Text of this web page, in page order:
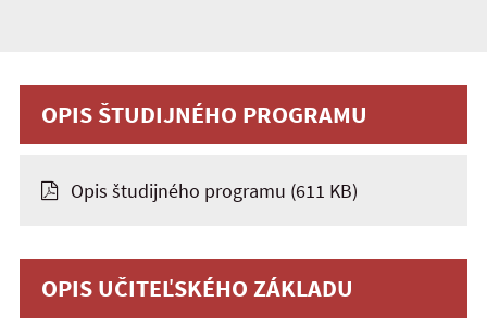
OPIS ŠTUDIJNÉHO PROGRAMU
Opis študijného programu (611 KB)
OPIS UČITEĽSKÉHO ZÁKLADU